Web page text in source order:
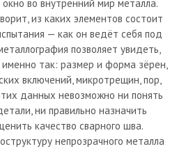
во внутренний мир металла.
из каких элементов состоит
— как он ведёт себя под
позволяет увидеть,
так: размер и форма зёрен,
включений, микротрещин, пор,
данных невозможно ни понять
ни правильно назначить
качество сварного шва.
непрозрачного металла